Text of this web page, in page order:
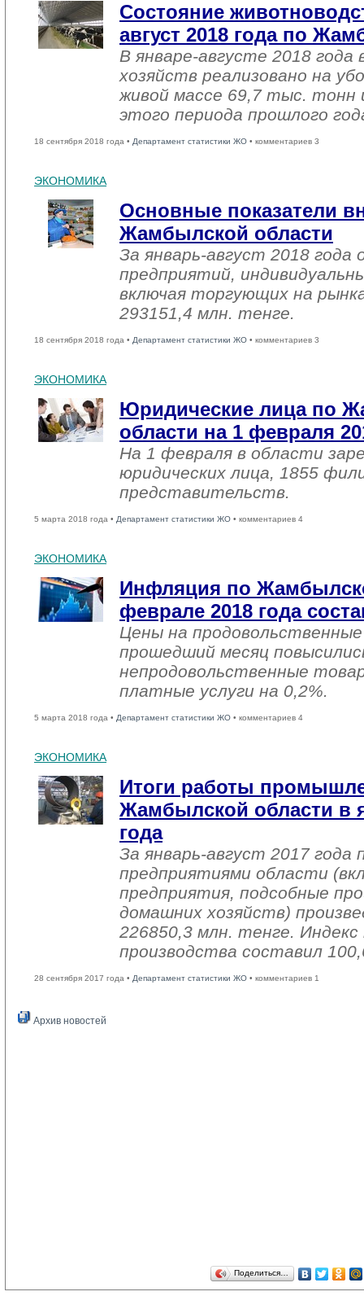
Состояние
август 2018 года по
В январе-августе 2018 года
хозяйств реализовано на
живой массе 69,7 тыс. тонн
этого периода прошлого
18 сентября 2018 года • Департамент статистики ЖО • комментариев 3
ЭКОНОМИКА
Основные показатели
Жамбылской области
За январь-август 2018
предприятий,
включая торгующих на
293151,4 млн. тенге.
18 сентября 2018 года • Департамент статистики ЖО • комментариев 3
ЭКОНОМИКА
Юридические лица по
области на 1 февраля
На 1 февраля в области
юридических лица, 1855
представительств.
5 марта 2018 года • Департамент статистики ЖО • комментариев 4
ЭКОНОМИКА
Инфляция по
феврале 2018 года
Цены на
прошедший месяц
непродовольственные
платные услуги на 0,2%.
5 марта 2018 года • Департамент статистики ЖО • комментариев 4
ЭКОНОМИКА
Итоги работы
Жамбылской области в
года
За январь-август 2017
предприятиями области
предприятия, подсобные
домашних хозяйств)
226850,3 млн. тенге.
производства составил
28 сентября 2017 года • Департамент статистики ЖО • комментариев 1
Архив новостей
Поделиться…